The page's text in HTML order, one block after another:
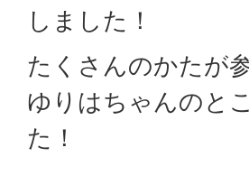
しました！
たくさんのかたが
ゆりはちゃんのと
た！